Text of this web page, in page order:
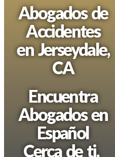
Abogados de
Accidentes
en Jerseydale,
CA
Encuentra
Abogados en
Español
Cerca de ti.